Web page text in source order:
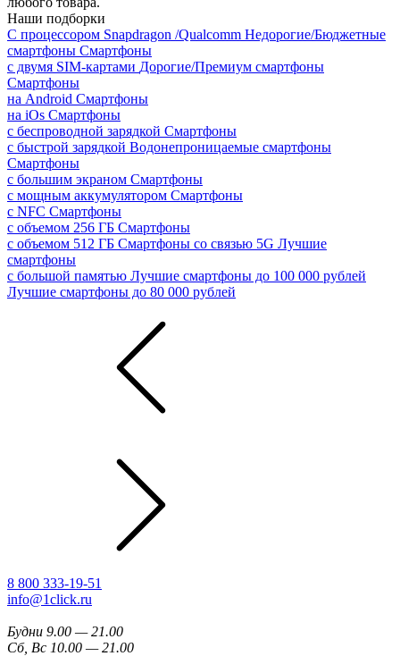
Наши подборки
С процессором Snapdragon /Qualcomm Недорогие/Бюджетные
смартфоны Смартфоны
с двумя SIM-картами Дорогие/Премиум смартфоны
Смартфоны
на Android Смартфоны
на iOs Смартфоны
с беспроводной зарядкой Смартфоны
с быстрой зарядкой Водонепроницаемые смартфоны
Смартфоны
с большим экраном Смартфоны
с мощным аккумулятором Смартфоны
с NFC Смартфоны
с объемом 256 ГБ Смартфоны
с объемом 512 ГБ Смартфоны со связью 5G Лучшие
смартфоны
с большой памятью Лучшие смартфоны до 100 000 рублей
Лучшие смартфоны до 80 000 рублей
8 800 333-19-51
info@1click.ru
Будни 9.00 — 21.00
Сб, Вс 10.00 — 21.00